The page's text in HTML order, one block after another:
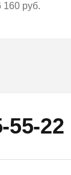
160 руб.
55-22